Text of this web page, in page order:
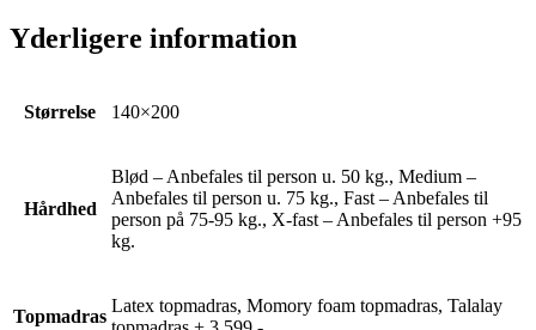
Yderligere information
Størrelse 140×200
Hårdhed
Blød – Anbefales til person u. 50 kg., Medium –
Anbefales til person u. 75 kg., Fast – Anbefales til
person på 75-95 kg., X-fast – Anbefales til person +95
kg.
Topmadras
Latex topmadras, Momory foam topmadras, Talalay